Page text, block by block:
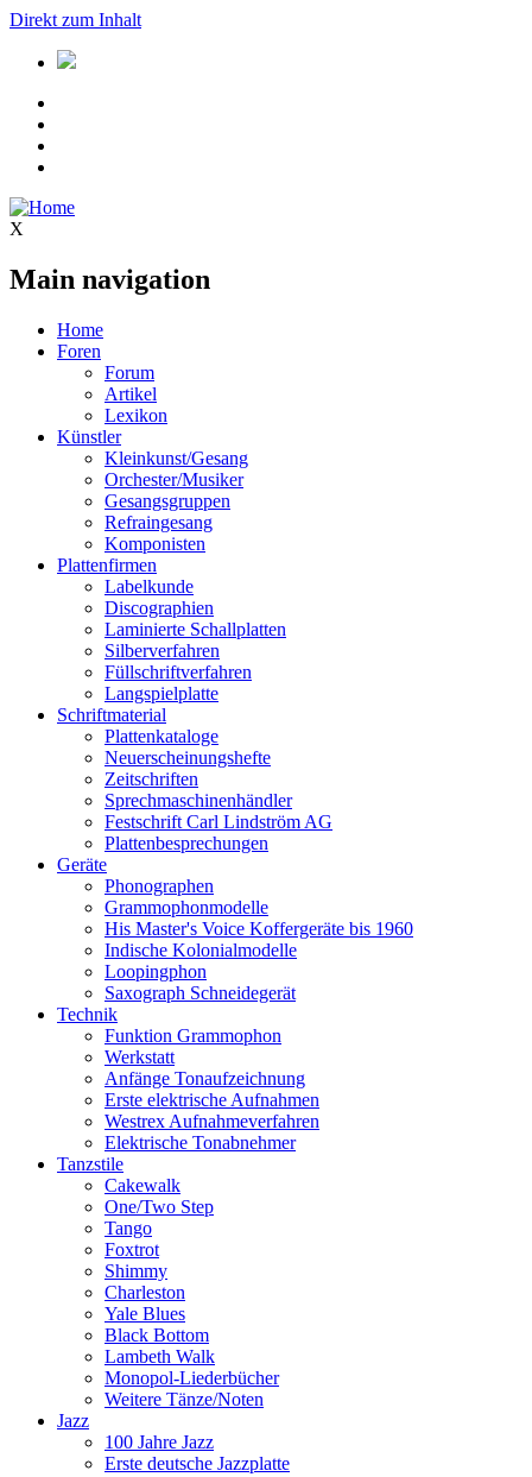
Direkt zum Inhalt
X
Main navigation
Home
Foren
Forum
Artikel
Lexikon
Künstler
Kleinkunst/Gesang
Orchester/Musiker
Gesangsgruppen
Refraingesang
Komponisten
Plattenfirmen
Labelkunde
Discographien
Laminierte Schallplatten
Silberverfahren
Füllschriftverfahren
Langspielplatte
Schriftmaterial
Plattenkataloge
Neuerscheinungshefte
Zeitschriften
Sprechmaschinenhändler
Festschrift Carl Lindström AG
Plattenbesprechungen
Geräte
Phonographen
Grammophonmodelle
His Master's Voice Koffergeräte bis 1960
Indische Kolonialmodelle
Loopingphon
Saxograph Schneidegerät
Technik
Funktion Grammophon
Werkstatt
Anfänge Tonaufzeichnung
Erste elektrische Aufnahmen
Westrex Aufnahmeverfahren
Elektrische Tonabnehmer
Tanzstile
Cakewalk
One/Two Step
Tango
Foxtrot
Shimmy
Charleston
Yale Blues
Black Bottom
Lambeth Walk
Monopol-Liederbücher
Weitere Tänze/Noten
Jazz
100 Jahre Jazz
Erste deutsche Jazzplatte